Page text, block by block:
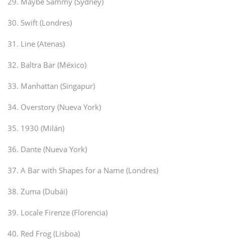
30. Swift (Londres)
31. Line (Atenas)
32. Baltra Bar (México)
33. Manhattan (Singapur)
34. Overstory (Nueva York)
35. 1930 (Milán)
36. Dante (Nueva York)
37. A Bar with Shapes for a Name (Londres)
38. Zuma (Dubái)
39. Locale Firenze (Florencia)
40. Red Frog (Lisboa)